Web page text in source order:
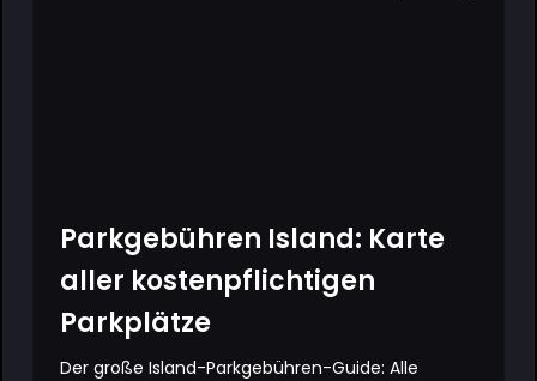
Parkgebühren Island: Karte
aller kostenpflichtigen
Parkplätze
Der große Island-Parkgebühren-Guide: Alle